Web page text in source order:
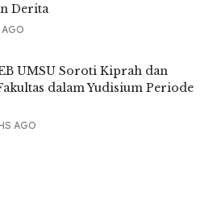
Derita
UMSU Soroti Kiprah dan
dalam Yudisium Periode
AGO